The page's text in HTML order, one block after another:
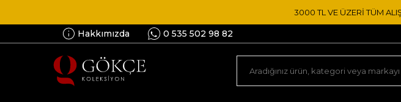
3000 TL VE ÜZERİ TÜM
Hakkımızda 0 535 502 98 82